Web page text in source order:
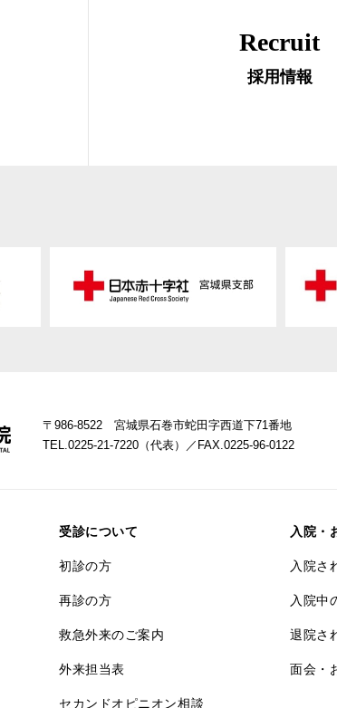
Recruit
採用情報
〒986-8522 宮城県石巻市蛇田字西道下71番地
TEL.0225-21-7220（代表）
／FAX.0225-96-0122
受診について
初診の方
再診の方
救急外来のご案内
外来担当表
セカンドオピニオン相談
入院・
入院さ
入院中
退院さ
面会・